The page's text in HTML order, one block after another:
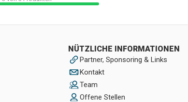
NÜTZLICHE INFORMATIONEN
Partner, Sponsoring & Links
Kontakt
Team
Offene Stellen